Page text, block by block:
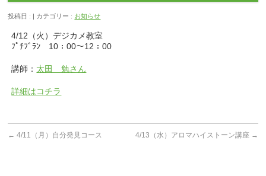
投稿日 : | カテゴリー : お知らせ
4/12（火）デジカメ教室
ﾌﾟﾁﾌﾞﾗﾝ 10：00～12：00
講師： 太田 勉さん
詳細はコチラ
← 4/11（月）自分発見コース 4/13（水）アロマハイストーン講座 →